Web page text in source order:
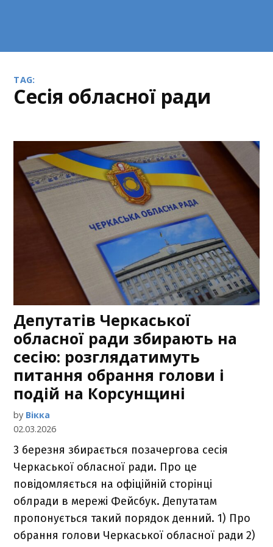
TAG:
сесія обласної ради
Депутатів Черкаської
обласної ради збирають на
сесію: розглядатимуть
питання обрання голови і
подій на Корсунщині
by Вікка
02.03.2026
3 березня збирається позачергова сесія
Черкаської обласної ради. Про це
повідомляється на офіційній сторінці
облради в мережі Фейсбук. Депутатам
пропонується такий порядок денний. 1) Про
обрання голови Черкаської обласної ради 2)